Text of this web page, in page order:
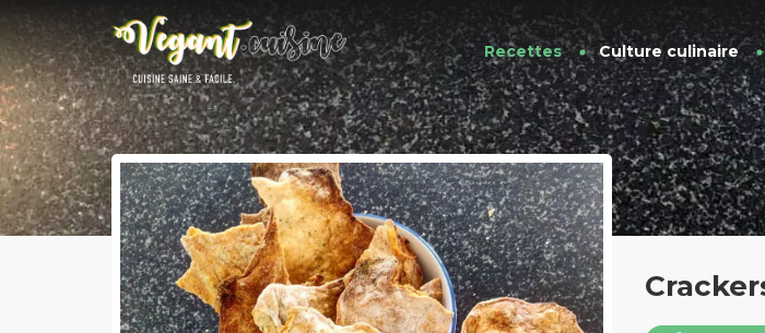
Recettes Culture culinaire